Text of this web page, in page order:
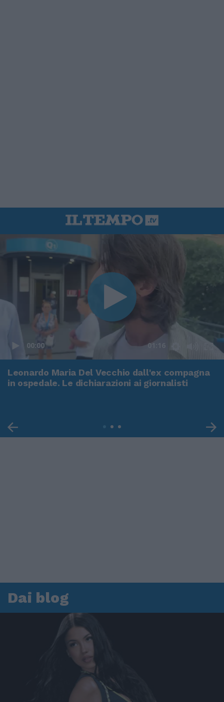
00:00 01:16
Leonardo Maria Del Vecchio dall'ex compagna
in ospedale. Le dichiarazioni ai giornalisti
Dai blog